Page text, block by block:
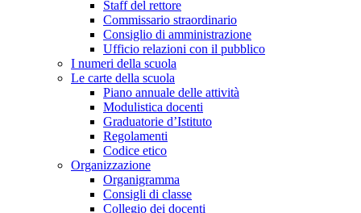
Staff del rettore
Commissario straordinario
Consiglio di amministrazione
Ufficio relazioni con il pubblico
I numeri della scuola
Le carte della scuola
Piano annuale delle attività
Modulistica docenti
Graduatorie d’Istituto
Regolamenti
Codice etico
Organizzazione
Organigramma
Consigli di classe
Collegio dei docenti